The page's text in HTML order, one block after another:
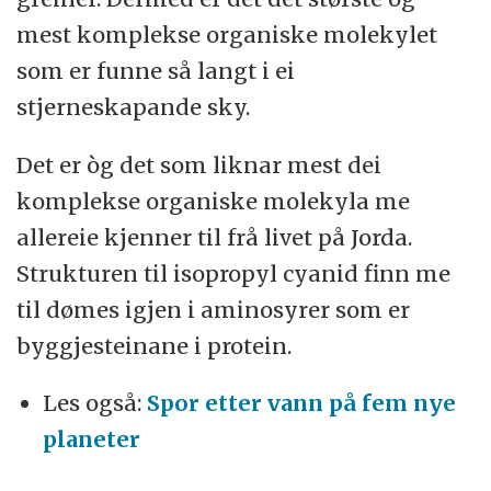
mest komplekse organiske molekylet
som er funne så langt i ei
stjerneskapande sky.
Det er òg det som liknar mest dei
komplekse organiske molekyla me
allereie kjenner til frå livet på Jorda.
Strukturen til isopropyl cyanid finn me
til dømes igjen i aminosyrer som er
byggjesteinane i protein.
Les også: Spor etter vann på fem nye
planeter